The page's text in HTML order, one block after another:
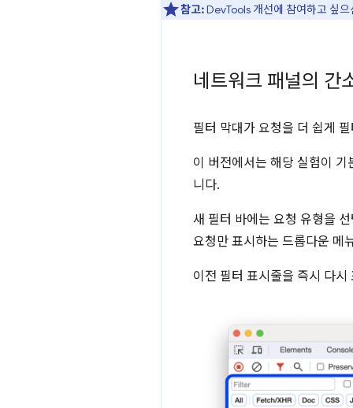
참고:DevTools 개선에 참여하고 싶
네트워크 패널의 간
필터 막대가 요청을 더 쉽게
이 버전에서는 해당 실험이
니다.
새 필터 바에는 요청 유형을
요청만 표시하는 드롭다운 메
이전 필터 표시줄을 즉시 다